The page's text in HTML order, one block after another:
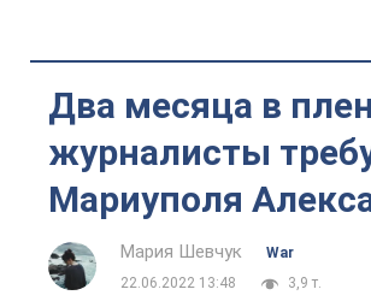
Два месяца в
журналисты
Мариуполя
Мария Шевчук
War
22.06.2022 13:48
3,9 т.